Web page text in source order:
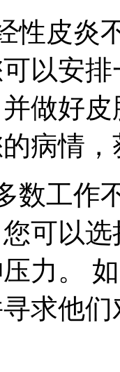
性皮炎
以安
做好
病情
数工作
可以
力。
求他